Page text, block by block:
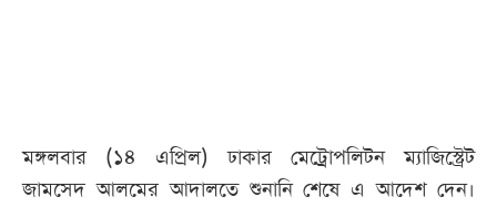
মঙ্গলবার (১৪ এপ্রিল) ঢাকার মেট্রোপলিটন ম্যাজিস্ট্রেট
জামসেদ আলমের আদালতে শুনানি শেষে এ আদেশ দেন।